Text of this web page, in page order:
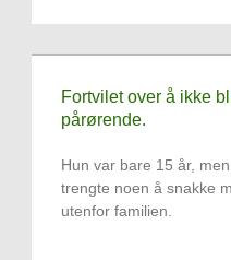
Fortvilet over å ikke
pårørende.
Hun var bare 15 år,
trengte noen å snakke
utenfor familien.